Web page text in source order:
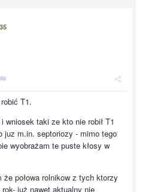
T1.
wniosek taki ze kto nie robił T1
juz m.in. septoriozy - mimo tego
wyobrażam te puste kłosy w
że połowa rolnikow z tych ktorzy
już nawet aktualny nie